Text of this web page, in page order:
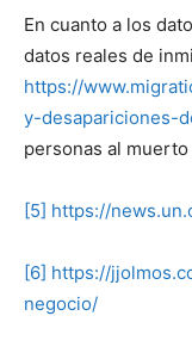
En cuanto a los
datos reales de
https://
y-desapariciones-
personas al
[5] https://
[6] https://
negocio/